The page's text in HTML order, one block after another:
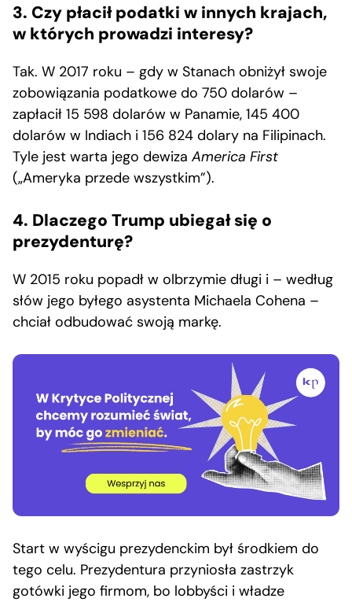
3. Czy płacił podatki w innych krajach,
w których prowadzi interesy?
Tak. W 2017 roku – gdy w Stanach obniżył swoje
zobowiązania podatkowe do 750 dolarów –
zapłacił 15 598 dolarów w Panamie, 145 400
dolarów w Indiach i 156 824 dolary na Filipinach.
Tyle jest warta jego dewiza America First
(„Ameryka przede wszystkim”).
4. Dlaczego Trump ubiegał się o
prezydenturę?
W 2015 roku popadł w olbrzymie długi i – według
słów jego byłego asystenta Michaela Cohena –
chciał odbudować swoją markę.
Start w wyścigu prezydenckim był środkiem do
tego celu. Prezydentura przyniosła zastrzyk
gotówki jego firmom, bo lobbyści i władze